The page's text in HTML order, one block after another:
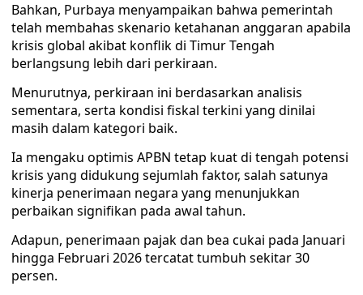
Bahkan, Purbaya menyampaikan bahwa pemerintah
telah membahas skenario ketahanan anggaran apabila
krisis global akibat konflik di Timur Tengah
berlangsung lebih dari perkiraan.
Menurutnya, perkiraan ini berdasarkan analisis
sementara, serta kondisi fiskal terkini yang dinilai
masih dalam kategori baik.
Ia mengaku optimis APBN tetap kuat di tengah potensi
krisis yang didukung sejumlah faktor, salah satunya
kinerja penerimaan negara yang menunjukkan
perbaikan signifikan pada awal tahun.
Adapun, penerimaan pajak dan bea cukai pada Januari
hingga Februari 2026 tercatat tumbuh sekitar 30
persen.